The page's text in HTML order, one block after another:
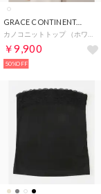
GRACE CONTINENTAL
￥9,900
50%OFF